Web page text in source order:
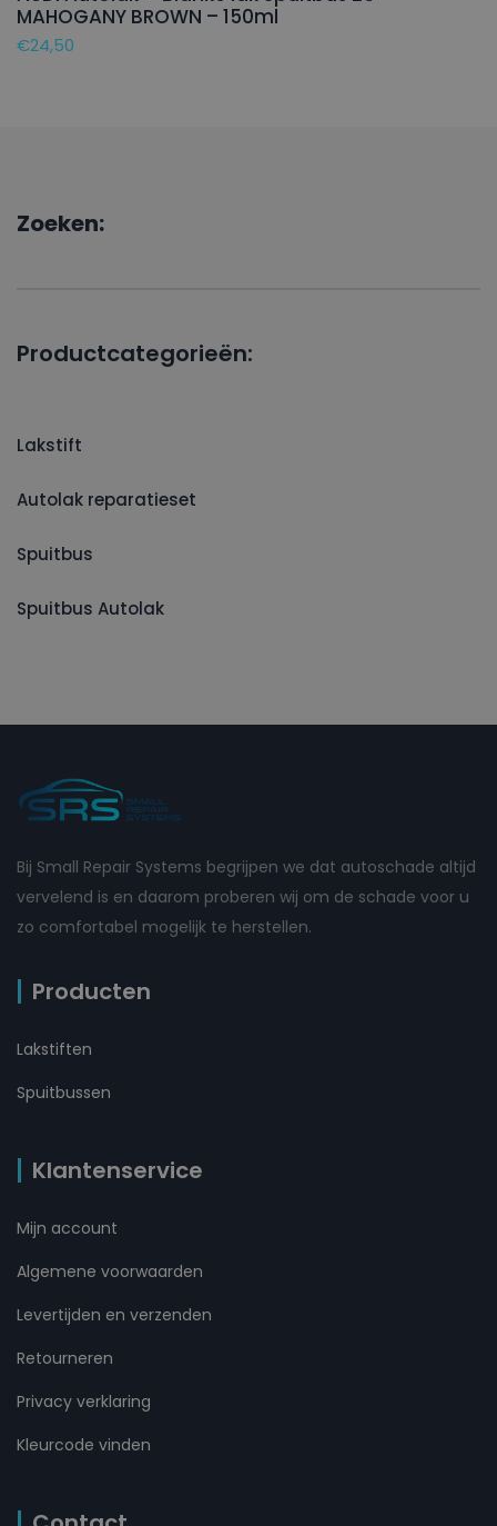
MAHOGANY BROWN – 150ml
€24,50
Zoeken:
Productcategorieën:
Lakstift
Autolak reparatieset
Spuitbus
Spuitbus Autolak
Bij Small Repair Systems begrijpen we dat autoschade altijd
vervelend is en daarom proberen wij om de schade voor u
zo comfortabel mogelijk te herstellen.
Producten
Lakstiften
Spuitbussen
Klantenservice
Mijn account
Algemene voorwaarden
Levertijden en verzenden
Retourneren
Privacy verklaring
Kleurcode vinden